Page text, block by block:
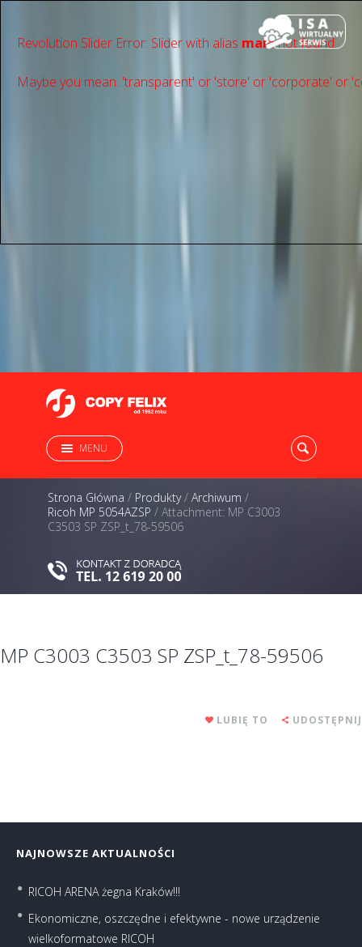
Revolution Slider Error: Slider with alias mainnot found.
Maybe you mean: 'transparent' or 'store' or 'сorporate' or
MENU
Strona Główna / Produkty/ Archiwum /
Ricoh MP 5054AZSP / Attachment: MP C3003
C3503 SP ZSP_t_78-59506
MP C3003 C3503 SP ZSP_t_78-59506
LUBIĘ TO UDOSTĘPNIJ
NAJNOWSZE AKTUALNOŚCI
RICOH ARENA żegna Kraków!!!
Ekonomiczne, oszczędne i efektywne - nowe urządzenie
wielkoformatowe RICOH